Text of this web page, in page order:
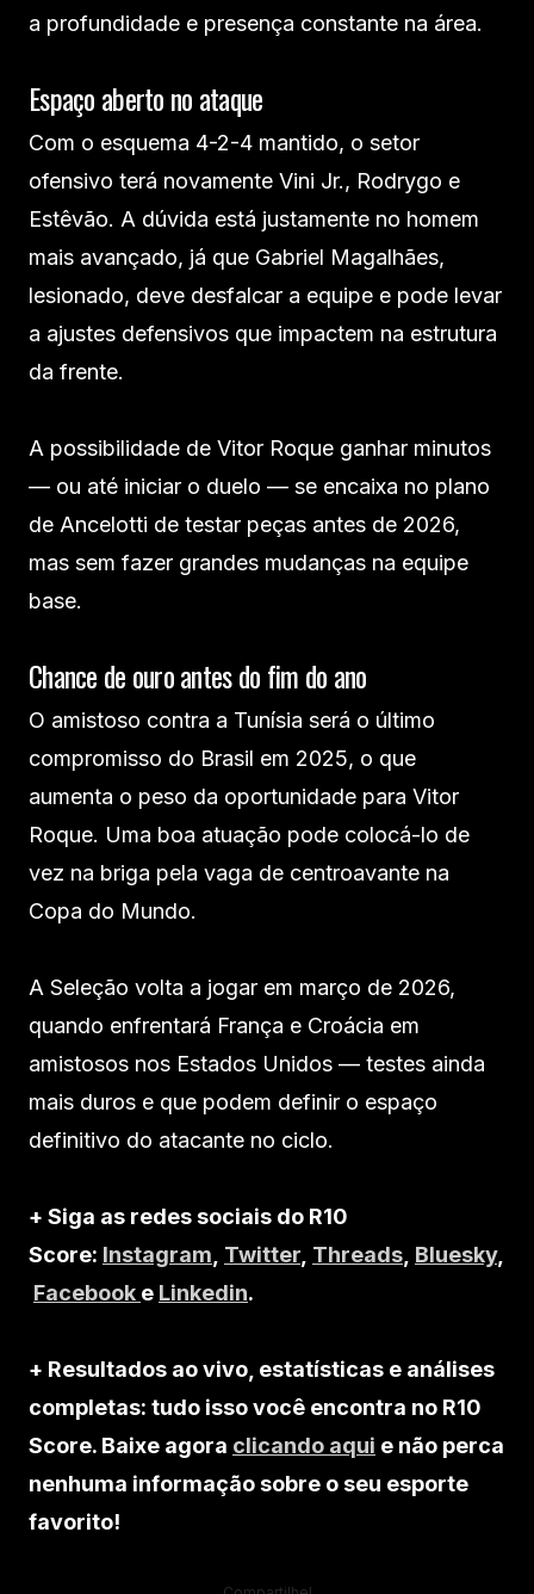
a profundidade e presença constante na área.
Espaço aberto no ataque
Com o esquema 4-2-4 mantido, o setor
ofensivo terá novamente Vini Jr., Rodrygo e
Estêvão. A dúvida está justamente no homem
mais avançado, já que Gabriel Magalhães,
lesionado, deve desfalcar a equipe e pode levar
a ajustes defensivos que impactem na estrutura
da frente.
A possibilidade de Vitor Roque ganhar minutos
— ou até iniciar o duelo — se encaixa no plano
de Ancelotti de testar peças antes de 2026,
mas sem fazer grandes mudanças na equipe
base.
Chance de ouro antes do fim do ano
O amistoso contra a Tunísia será o último
compromisso do Brasil em 2025, o que
aumenta o peso da oportunidade para Vitor
Roque. Uma boa atuação pode colocá-lo de
vez na briga pela vaga de centroavante na
Copa do Mundo.
A Seleção volta a jogar em março de 2026,
quando enfrentará França e Croácia em
amistosos nos Estados Unidos — testes ainda
mais duros e que podem definir o espaço
definitivo do atacante no ciclo.
+ Siga as redes sociais do R10
Score: Instagram Twitter Threads Bluesky,
Facebook e Linkedin.
+ Resultados ao vivo, estatísticas e análises
completas: tudo isso você encontra no R10
Score. Baixe agora clicando aqui e não perca
nenhuma informação sobre o seu esporte
favorito!